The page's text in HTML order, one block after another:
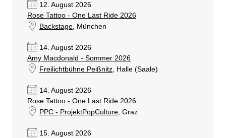
12. August 2026
Rose Tattoo - One Last Ride 2026
Backstage, München
14. August 2026
Amy Macdonald - Sommer 2026
Freilichtbühne Peißnitz, Halle (Saale)
14. August 2026
Rose Tattoo - One Last Ride 2026
PPC - ProjektPopCulture, Graz
15. August 2026